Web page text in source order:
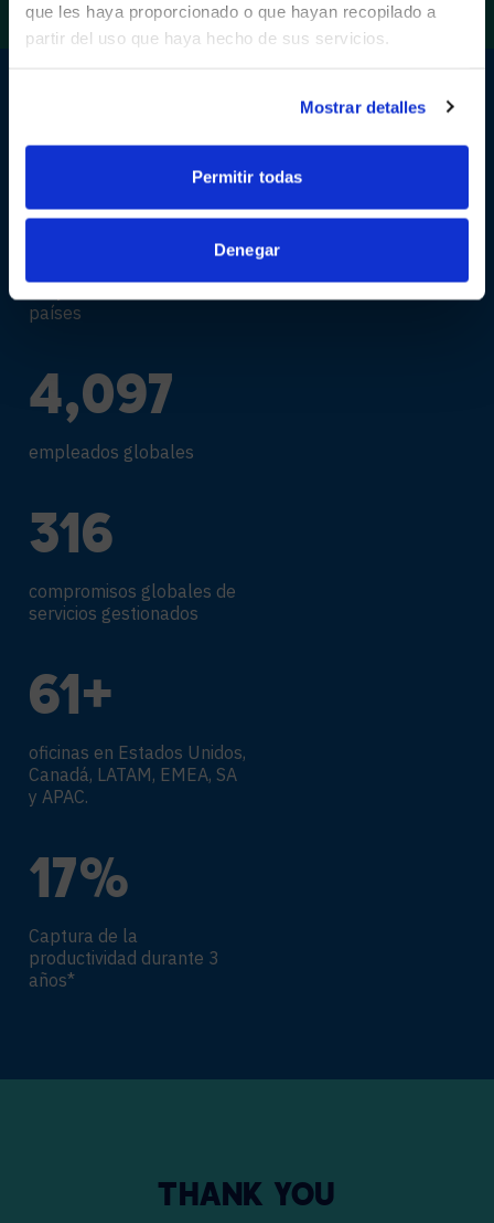
que les haya proporcionado o que hayan recopilado a
partir del uso que haya hecho de sus servicios.
Mostrar detalles
Permitir todas
Denegar
118,696+
Proyectos en más de 100
países
4,295
empleados globales
335
compromisos globales de
servicios gestionados
65+
oficinas en Estados Unidos,
Canadá, LATAM, EMEA, SA
y APAC.
18%
Captura de la
productividad durante 3
años*
THANK YOU
YES, TAKE ME THERE
NO, STAY ON THIS SITE